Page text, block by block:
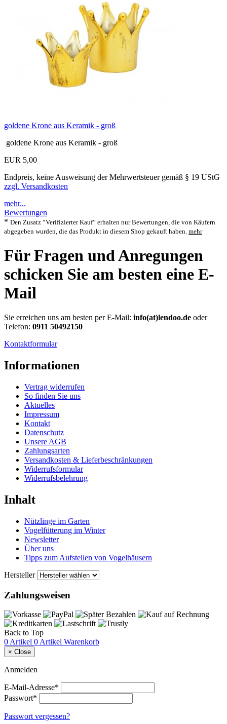
goldene Krone aus Keramik - groß
goldene Krone aus Keramik - groß
EUR 5,00
Endpreis, keine Ausweisung der Mehrwertsteuer gemäß § 19 UStG
zzgl. Versandkosten
mehr...
Bewertungen
* Den Zusatz “Verifizierter Kauf” erhalten nur Bewertungen, die von Käufern
abgegeben wurden, die das Produkt in diesem Shop gekauft haben. mehr
Für Fragen und Anregungen
schicken Sie am besten eine E-
Mail
Sie erreichen uns am besten per E-Mail: info(at)lendoo.de oder
Telefon: 0911 50492150
Kontaktformular
Informationen
Vertrag widerrufen
So finden Sie uns
Aktuelles
Impressum
Kontakt
Datenschutz
Unsere AGB
Zahlungsarten
Versandkosten & Lieferbeschränkungen
Widerrufsformular
Widerrufsbelehrung
Inhalt
Nützlinge im Garten
Vogelfütterung im Winter
Newsletter
Über uns
Tipps zum Aufstellen von Vogelhäusern
Hersteller
Zahlungsweisen
Back to Top
0 Artikel 0 Artikel Warenkorb
× Close
Anmelden
E-Mail-Adresse*
Passwort*
Passwort vergessen?